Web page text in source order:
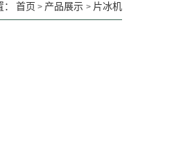
首页 > 产品展示 > 片冰机